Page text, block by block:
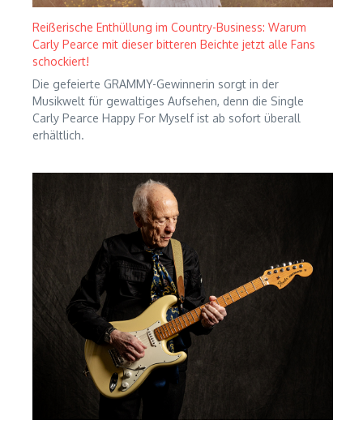
Reißerische Enthüllung im Country-Business: Warum
Carly Pearce mit dieser bitteren Beichte jetzt alle Fans
schockiert!
Die gefeierte GRAMMY-Gewinnerin sorgt in der
Musikwelt für gewaltiges Aufsehen, denn die Single
Carly Pearce Happy For Myself ist ab sofort überall
erhältlich.